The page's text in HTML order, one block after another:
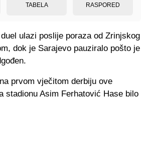
TABELA RASPORED
ulazi poslije poraza od Zrinjskog
dok je Sarajevo pauziralo pošto je
prvom vječitom derbiju ove
stadionu Asim Ferhatović Hase bilo